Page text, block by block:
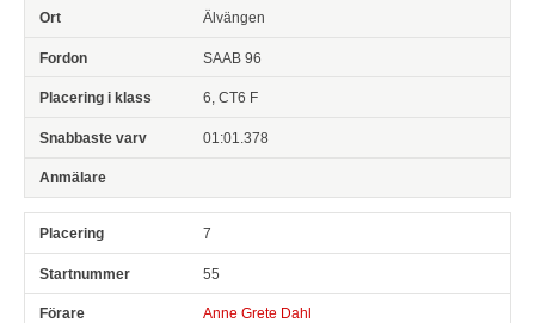
Älvängen
SAAB 96
6, CT6 F
01:01.378
7
55
Anne Grete Dahl